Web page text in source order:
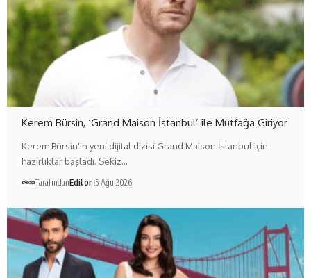
Kerem Bürsin, ‘Grand Maison İstanbul’ ile Mutfağa Giriyor
Kerem Bürsin'in yeni dijital dizisi Grand Maison İstanbul için
hazırlıklar başladı. Sekiz…
TarafındanEditör 5 Ağu 2026